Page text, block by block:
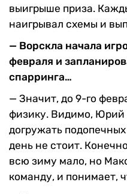
выигрыше приза.
наигрывал схемы и
— Ворскла начала
февраля и
спарринга…
— Значит, до 9-го
физику. Видимо, Юрий
догружать
день не стоит.
всю зиму мало, но
команду, и понимает,